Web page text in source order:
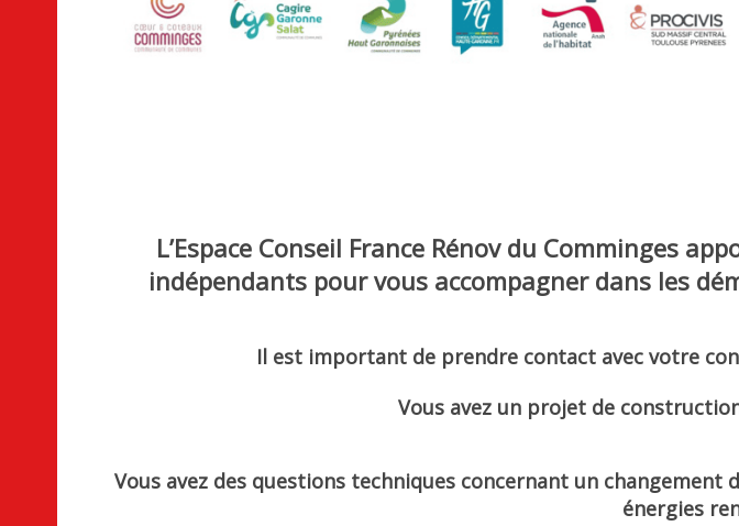
L’Espace Conseil France Rénov du Comminges
indépendants pour vous accompagner dans les
Il est important de prendre contact avec votre
Vous avez un projet de
Vous avez des questions techniques concernant un
énergies